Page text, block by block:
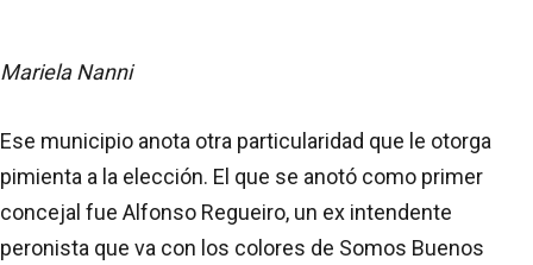
Mariela Nanni
Ese municipio anota otra particularidad que le otorga
pimienta a la elección. El que se anotó como primer
concejal fue Alfonso Regueiro, un ex intendente
peronista que va con los colores de Somos Buenos